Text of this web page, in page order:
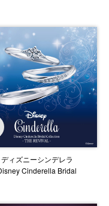
ディズニーシンデレラ
Cinderella Bridal